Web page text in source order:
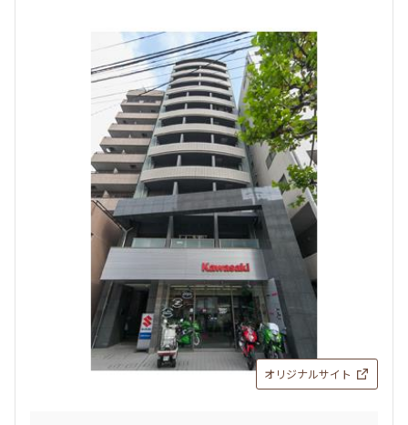
お問合せ 追加
12階１２１２
179,000円 15,000円
1.0ヶ月
三井の賃貸
お問合せ
1LDK＋SIC39.69㎡
三井の賃貸 ペット可
お問合せ 追加
12階１２０６
12,000円
1.0ヶ月 無
1LDK＋SIC39.69㎡
三井の賃貸 ペット可
オリジナルサイト